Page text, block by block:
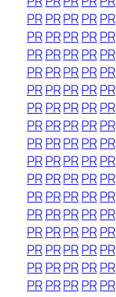
PRPRPRPRPR
PRPRPRPRPR
PRPRPRPRPR
PRPRPRPRPR
PRPRPRPRPR
PRPRPRPRPR
PRPRPRPRPR
PRPRPRPRPR
PRPRPRPRPR
PRPRPRPRPR
PRPRPRPRPR
PRPRPRPRPR
PRPRPRPRPR
PRPRPRPRPR
PRPRPRPRPR
PRPRPRPRPR